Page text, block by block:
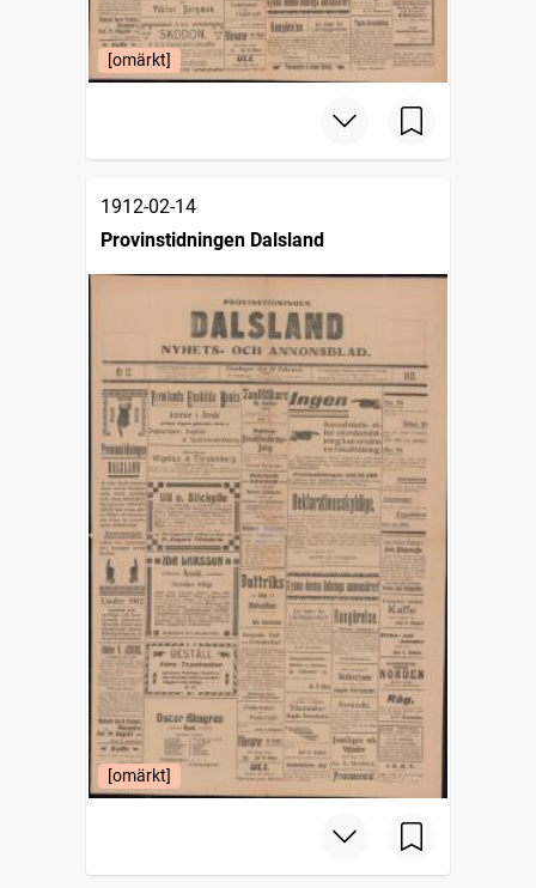
[omärkt]
1912-02-14
Provinstidningen Dalsland
[omärkt]